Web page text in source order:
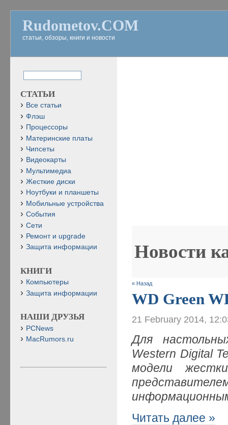
Rudometov.COM
статьи, обзоры, книги и новости
Новости
« Назад
WD Green
21 February 2014,
Для
Western Digital
модели
Читать далее »
СТАТЬИ
Все статьи
Флэш
Процессоры
Материнские платы
Чипсеты
Видеокарты
Мультимедиа
Жесткие диски
Ноутбуки и планшеты
Мобильные устройства
События
Сети
Ремонт и upgrade
Защита информации
КНИГИ
Компьютеры
Защита информации
НАШИ ДРУЗЬЯ
PCNews
MacRumors.ru